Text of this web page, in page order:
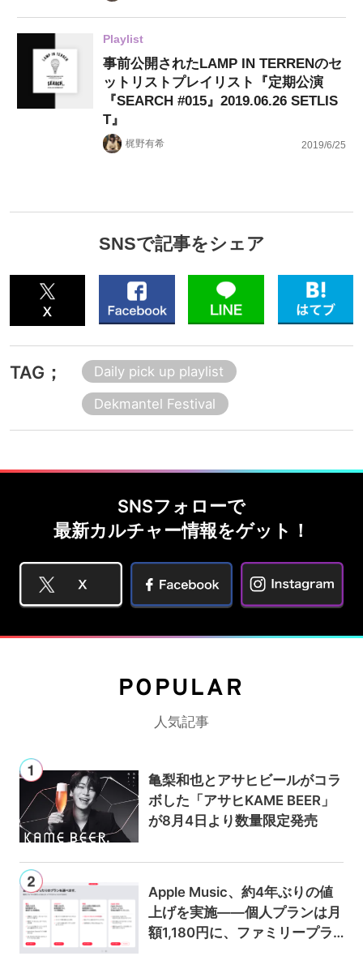
Playlist
事前公開されたLAMP IN TERRENのセ
ットリストプレイリスト『定期公演
『SEARCH #015』2019.06.26 SETLIS
T』
梶野有希 2019/6/25
SNSで記事をシェア
TAG；
Daily pick up playlist
Dekmantel Festival
SNSフォローで
最新カルチャー情報をゲット！
POPULAR
人気記事
亀梨和也とアサヒビールがコラ
ボした「アサヒKAME BEER」
が8月4日より数量限定発売
Apple Music、約4年ぶりの値
上げを実施——個人プランは月
額1,180円に、ファミリープラ